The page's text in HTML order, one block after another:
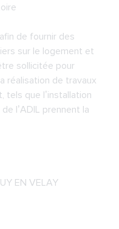
de fournir des
sur le logement et
sollicitée pour
réalisation de travaux
tels que l’installation
l’ADIL prennent la
EN VELAY